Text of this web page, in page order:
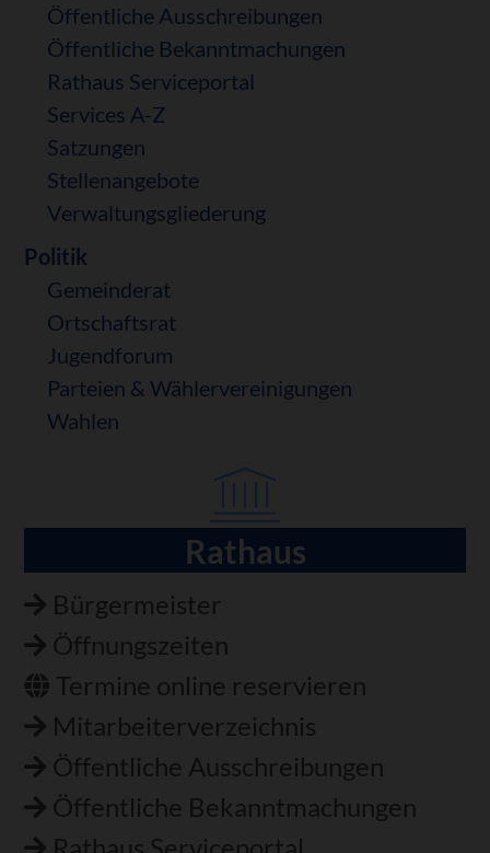
Öffentliche Ausschreibungen
Öffentliche Bekanntmachungen
Rathaus Serviceportal
Services A-Z
Satzungen
Stellenangebote
Verwaltungsgliederung
Politik
Gemeinderat
Ortschaftsrat
Jugendforum
Parteien & Wählervereinigungen
Wahlen
Rathaus
Bürgermeister
Öffnungszeiten
Termine online reservieren
Mitarbeiterverzeichnis
Öffentliche Ausschreibungen
Öffentliche Bekanntmachungen